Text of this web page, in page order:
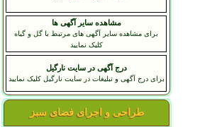
مشاهده سایر آگهی ها
برای مشاهده سایر آگهی های مرتبط با گل و گیاه
کلیک نمایید
درج آگهی در سایت نارگیل
برای درج آگهی و تبلیغات در سایت نارگیل کلیک نمایید
طراحی و اجرای فضای سبز